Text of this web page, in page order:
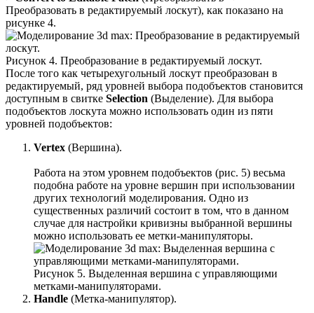
Преобразовать в редактируемый лоскут), как показано на
рисунке 4.
Рисунок 4. Преобразование в редактируемый лоскут.
После того как четырехугольный лоскут преобразован в
редактируемый, ряд уровней выбора подобъектов становится
доступным в свитке Selection (Выделение). Для выбора
подобъектов лоскута можно использовать один из пяти
уровней подобъектов:
Vertex (Вершина).
Работа на этом уровнем подобъектов (рис. 5) весьма
подобна работе на уровне вершин при использовании
других технологий моделирования. Одно из
существенных различий состоит в том, что в данном
случае для настройки кривизны выбранной вершины
можно использовать ее метки-манипуляторы.
Рисунок 5. Выделенная вершина с управляющими
метками-манипуляторами.
Handle (Метка-манипулятор).